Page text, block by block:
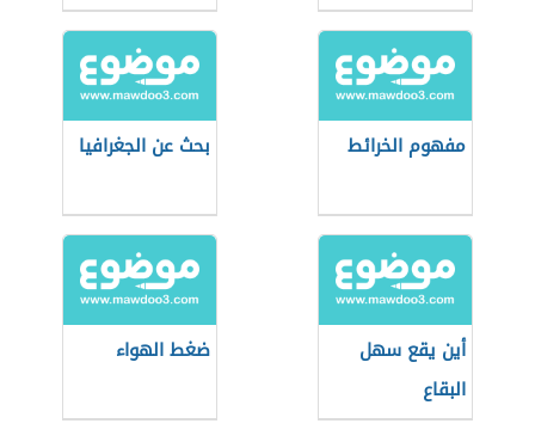
مفهوم الخرائط بحث عن الجغرافيا
أين يقع سهل
البقاع
ضغط الهواء